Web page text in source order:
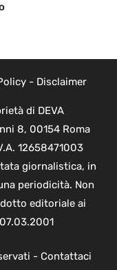
- Disclaimer
di DEVA
8, 00154 Roma
12658471003
giornalistica, in
periodicità. Non
editoriale ai
- Contattaci